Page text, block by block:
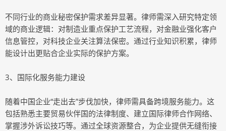
不同行业的商业秘密保护需求差异显著。律师需深入研究特定领
域的商业逻辑：对制造业重点保护工艺流程，对金融业强化客户
信息管控，对科技企业关注算法保密。通过行业知识积累，律师
能设计出更贴合企业实际的保护方案。
3、国际化服务能力建设
随着中国企业“走出去”步伐加快，律师需具备跨境服务能力。这
包括熟悉主要贸易伙伴国的法律制度、建立国际律师合作网络、
掌握涉外诉讼技巧等。通过全球资源整合，为企业提供无缝衔接